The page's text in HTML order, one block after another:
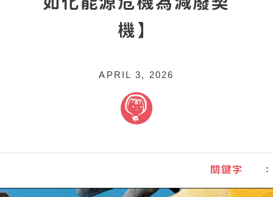
機】
APRIL 3, 2026
關鍵字 ：